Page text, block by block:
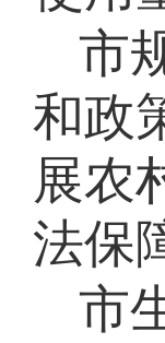
市
和政
展农
法保
市